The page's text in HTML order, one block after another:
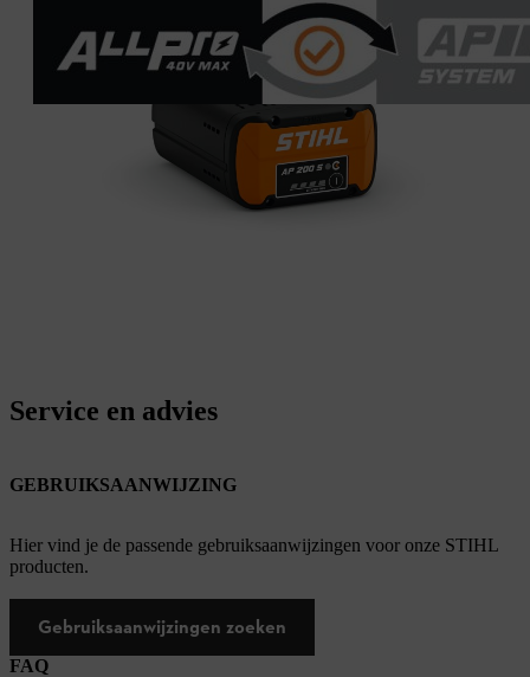
Service en advies
GEBRUIKSAANWIJZING
Hier vind je de passende gebruiksaanwijzingen voor onze STIHL
producten.
Gebruiksaanwijzingen zoeken
FAQ